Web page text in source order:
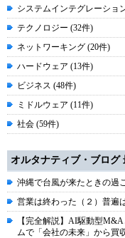
システムインテグレーショ
テクノロジー (32件)
ネットワーキング (20件)
ハードウェア (13件)
ビジネス (48件)
ミドルウェア (11件)
社会 (59件)
オルタナティブ・ブログ
沖縄で台風が来たときの過
営業は終わった（２）普遍
【完全解説】AI駆動型
ムで「会社の未来」から買